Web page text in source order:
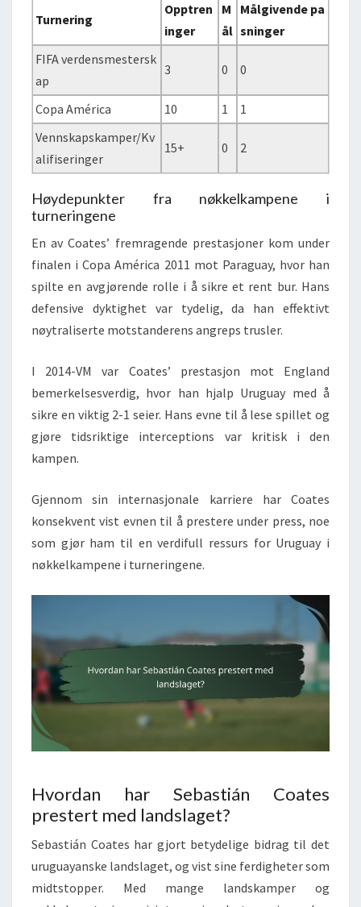
Turnering
Opptren
inger
M
ål
Målgivende pa
sninger
FIFA verdensmestersk
ap
3 0 0
Copa América 10 1
1
Vennskapskamper/Kv
alifiseringer
15+ 0 2
Høydepunkter fra nøkkelkampene i
turneringene
En av Coates’ fremragende prestasjoner kom under
finalen i Copa América 2011 mot Paraguay, hvor han
spilte en avgjørende rolle i å sikre et rent bur. Hans
defensive dyktighet var tydelig, da han effektivt
nøytraliserte motstanderens angreps trusler.
I 2014-VM var Coates’ prestasjon mot England
bemerkelsesverdig, hvor han hjalp Uruguay med å
sikre en viktig 2-1 seier. Hans evne til å lese spillet og
gjøre tidsriktige interceptions var kritisk i den
kampen.
Gjennom sin internasjonale karriere har Coates
konsekvent vist evnen til å prestere under press, noe
som gjør ham til en verdifull ressurs for Uruguay i
nøkkelkampene i turneringene.
Hvordan har Sebastián Coates
prestert med landslaget?
Sebastián Coates har gjort betydelige bidrag til det
uruguayanske landslaget, og vist sine ferdigheter som
midtstopper. Med mange landskamper og